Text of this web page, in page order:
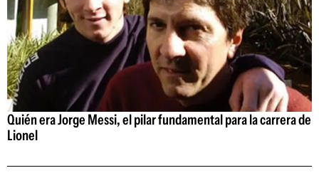
Quién era Jorge Messi, el pilar fundamental para la carrera de
Lionel